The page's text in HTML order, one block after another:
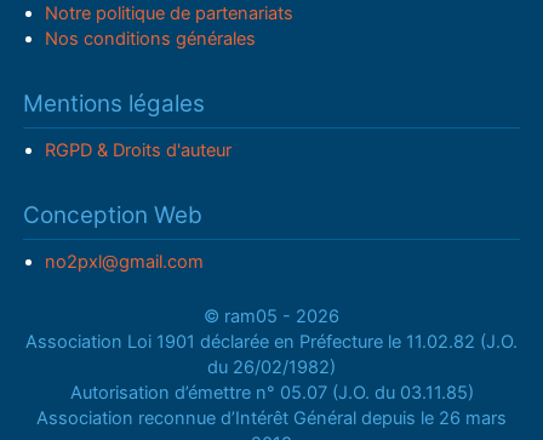
Notre politique de partenariats
Nos conditions générales
Mentions légales
RGPD & Droits d'auteur
Conception Web
no2pxl@gmail.com
© ram05 - 2026
Association Loi 1901 déclarée en Préfecture le 11.02.82 (J.O.
du 26/02/1982)
Autorisation d’émettre n° 05.07 (J.O. du 03.11.85)
Association reconnue d’Intérêt Général depuis le 26 mars